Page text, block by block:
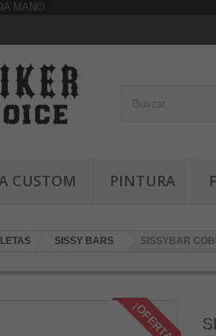
CUSTOM PINTURA
SISSY BARS SISSYBAR
¡OFERTA!